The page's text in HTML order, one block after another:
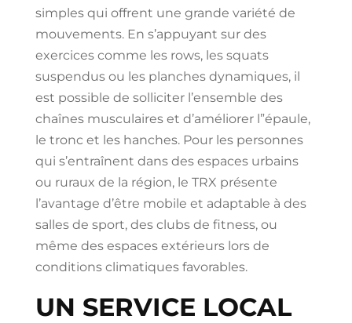
simples qui offrent une grande variété de
mouvements. En s’appuyant sur des
exercices comme les rows, les squats
suspendus ou les planches dynamiques, il
est possible de solliciter l’ensemble des
chaînes musculaires et d’améliorer l”épaule,
le tronc et les hanches. Pour les personnes
qui s’entraînent dans des espaces urbains
ou ruraux de la région, le TRX présente
l’avantage d’être mobile et adaptable à des
salles de sport, des clubs de fitness, ou
même des espaces extérieurs lors de
conditions climatiques favorables.
UN SERVICE LOCAL